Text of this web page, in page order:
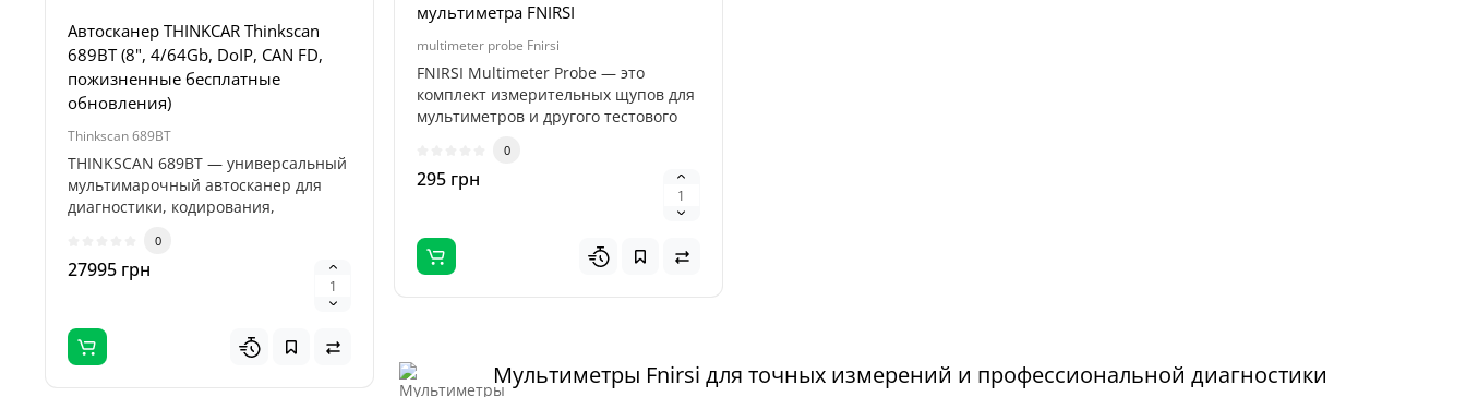
Автосканер THINKCAR Thinkscan
689BT (8", 4/64Gb, DoIP, CAN FD,
пожизненные бесплатные
обновления)
Thinkscan 689BT
THINKSCAN 689BT — универсальный
мультимарочный автосканер для
диагностики, кодирования,
0
27995 грн
Profiline Titan 32000 (32000mAh,
4000А, 12V, 118.4Wh)
Titan 32000 — мощный
5995 грн
мультиметра FNIRSI
multimeter probe Fnirsi
FNIRSI Multimeter Probe — это
комплект измерительных щупов для
мультиметров и другого тестового
0
295 грн
Мультиметры Fnirsi для точных измерений и профессиональной диагностики